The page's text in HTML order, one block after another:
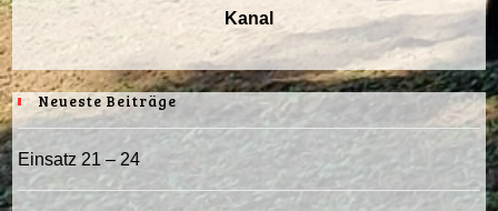
Kanal
Neueste Beiträge
Einsatz 21 – 24